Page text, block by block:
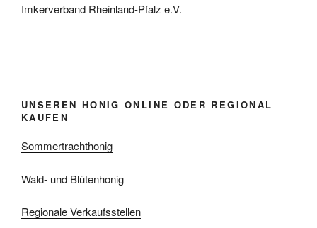
Imkerverband Rheinland-Pfalz e.V.
UNSEREN HONIG ONLINE ODER REGIONAL
KAUFEN
Sommertrachthonig
Wald- und Blütenhonig
Regionale Verkaufsstellen